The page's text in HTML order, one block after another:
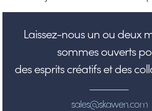
Laissez-nous un ou deux
sommes ouverts
des esprits créatifs et des
sales@skawen.com